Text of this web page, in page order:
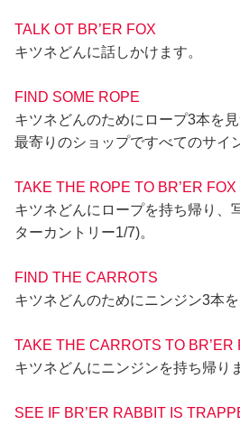
TALK OT BR’ER FOX
キツネどんに話しかけます。
FIND SOME ROPE
キツネどんのためにロープ3本を
最寄りのショップですべてのサイ
TAKE THE ROPE TO BR’ER FOX
キツネどんにロープを持ち帰り、
ターカントリー1/7)。
FIND THE CARROTS
キツネどんのためにニンジン3本を
TAKE THE CARROTS TO BR’ER
キツネどんにニンジンを持ち帰り
SEE IF BR’ER RABBIT IS